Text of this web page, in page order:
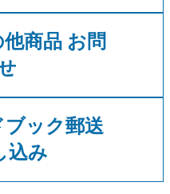
商品 お問
ック郵送
込み